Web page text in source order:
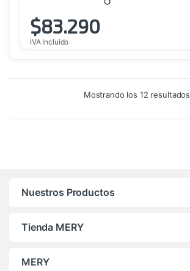
$83.290
IVA Incluido
Mostrando los 12 resultados
Nuestros Productos
Tienda MERY
MERY